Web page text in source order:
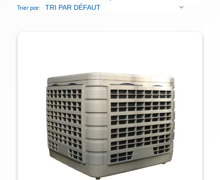
Trier par: